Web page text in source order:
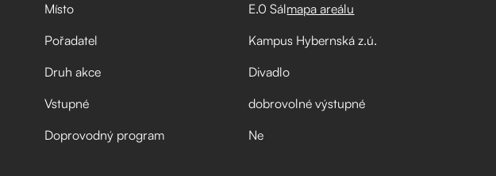
Místo
E.0 Sálmapa areálu
Pořadatel
Kampus Hybernská z.ú.
Druh akce
Divadlo
Vstupné
dobrovolné výstupné
Doprovodný program
Ne